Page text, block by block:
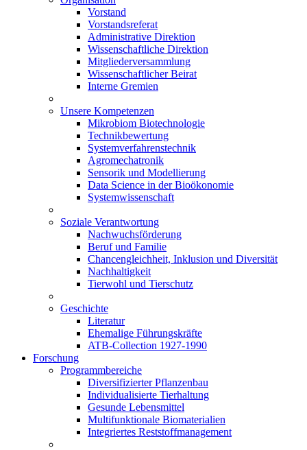
Vorstand
Vorstandsreferat
Administrative Direktion
Wissenschaftliche Direktion
Mitgliederversammlung
Wissenschaftlicher Beirat
Interne Gremien
Unsere Kompetenzen
Mikrobiom Biotechnologie
Technikbewertung
Systemverfahrenstechnik
Agromechatronik
Sensorik und Modellierung
Data Science in der Bioökonomie
Systemwissenschaft
Soziale Verantwortung
Nachwuchsförderung
Beruf und Familie
Chancengleichheit, Inklusion und Diversität
Nachhaltigkeit
Tierwohl und Tierschutz
Geschichte
Literatur
Ehemalige Führungskräfte
ATB-Collection 1927-1990
Forschung
Programmbereiche
Diversifizierter Pflanzenbau
Individualisierte Tierhaltung
Gesunde Lebensmittel
Multifunktionale Biomaterialien
Integriertes Reststoffmanagement